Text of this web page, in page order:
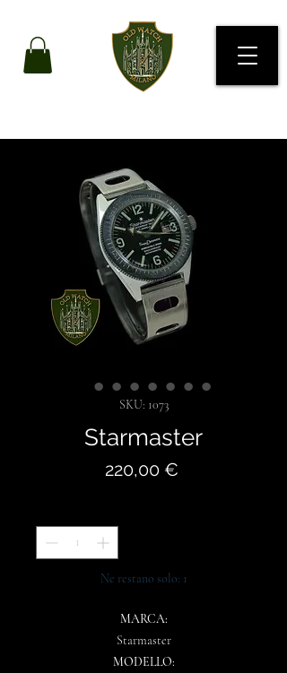
SKU: 1073
Starmaster
220,00 €Prezzo
Ne restano solo: 1
MARCA:
Starmaster
MODELLO: